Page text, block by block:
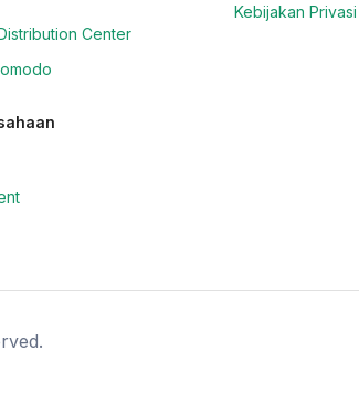
Center
Kebijakan Privasi